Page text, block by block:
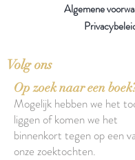
Algemene
Volg ons
Op zoek naar een
Mogelijk hebben we het
liggen of komen we het
binnenkort tegen op een
onze zoektochten.